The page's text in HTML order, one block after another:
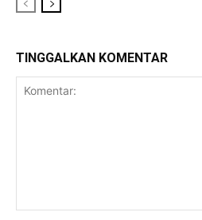
TINGGALKAN KOMENTAR